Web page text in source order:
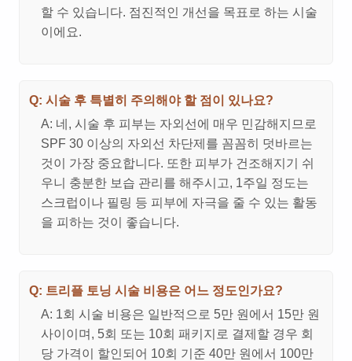
할 수 있습니다. 점진적인 개선을 목표로 하는 시술
이에요.
Q: 시술 후 특별히 주의해야 할 점이 있나요?
A: 네, 시술 후 피부는 자외선에 매우 민감해지므로
SPF 30 이상의 자외선 차단제를 꼼꼼히 덧바르는
것이 가장 중요합니다. 또한 피부가 건조해지기 쉬
우니 충분한 보습 관리를 해주시고, 1주일 정도는
스크럽이나 필링 등 피부에 자극을 줄 수 있는 활동
을 피하는 것이 좋습니다.
Q: 트리플 토닝 시술 비용은 어느 정도인가요?
A: 1회 시술 비용은 일반적으로 5만 원에서 15만 원
사이이며, 5회 또는 10회 패키지로 결제할 경우 회
당 가격이 할인되어 10회 기준 40만 원에서 100만